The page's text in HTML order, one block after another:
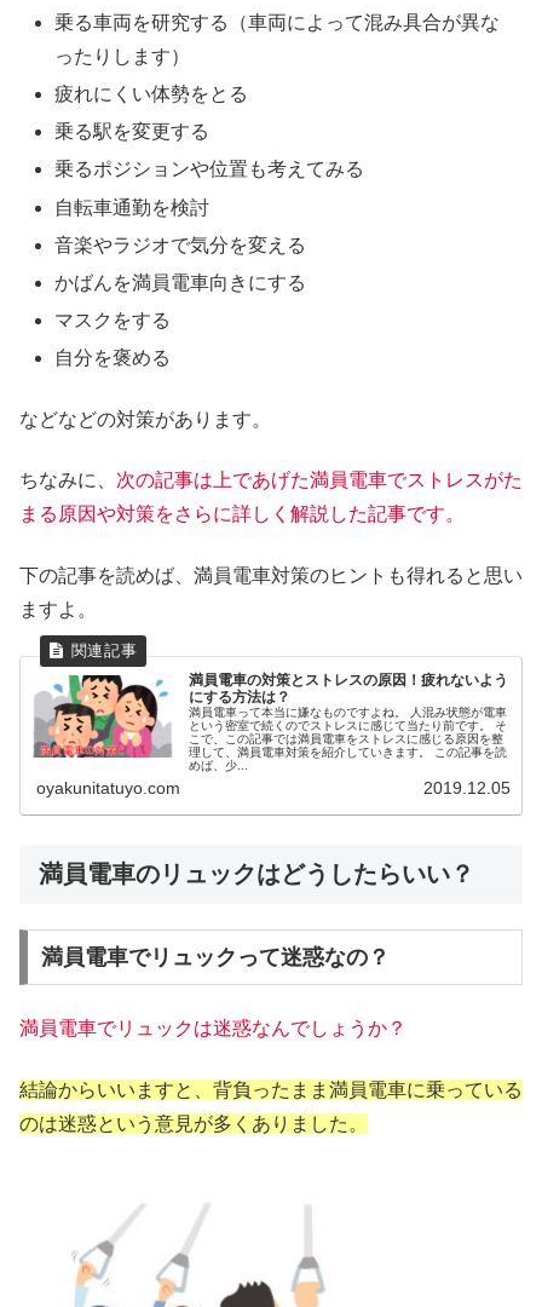
乗る車両を研究する（車両によって混み具合が異な
ったりします）
疲れにくい体勢をとる
乗る駅を変更する
乗るポジションや位置も考えてみる
自転車通勤を検討
音楽やラジオで気分を変える
かばんを満員電車向きにする
マスクをする
自分を褒める
などなどの対策があります。
ちなみに、 次の記事は上であげた満員電車でストレスがた
まる原因や対策をさらに詳しく解説した記事です。
下の記事を読めば、満員電車対策のヒントも得れると思い
ますよ。
満員電車の対策とストレスの原因！疲れないよう
にする方法は？
満員電車って本当に嫌なものですよね。 人混み状態が電車
という密室で続くのでストレスに感じて当たり前です。 そ
こで、この記事では満員電車をストレスに感じる原因を整
理して、満員電車対策を紹介していきます。 この記事を読
めば、少...
oyakunitatuyo.com 2019.12.05
満員電車のリュックはどうしたらいい？
満員電車でリュックって迷惑なの？
満員電車でリュックは迷惑なんでしょうか？
結論からいいますと、背負ったまま満員電車に乗っている
のは迷惑という意見が多くありました。